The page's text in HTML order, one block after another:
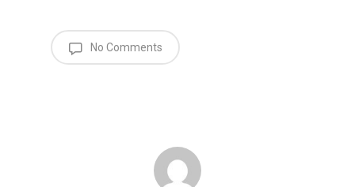
No Comments